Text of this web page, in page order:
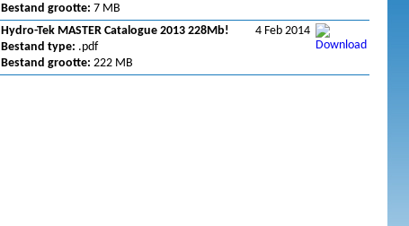
Bestand grootte: 7 MB
Hydro-Tek MASTER Catalogue 2013 228Mb!
Bestand type: .pdf
Bestand grootte: 222 MB
4 Feb 2014